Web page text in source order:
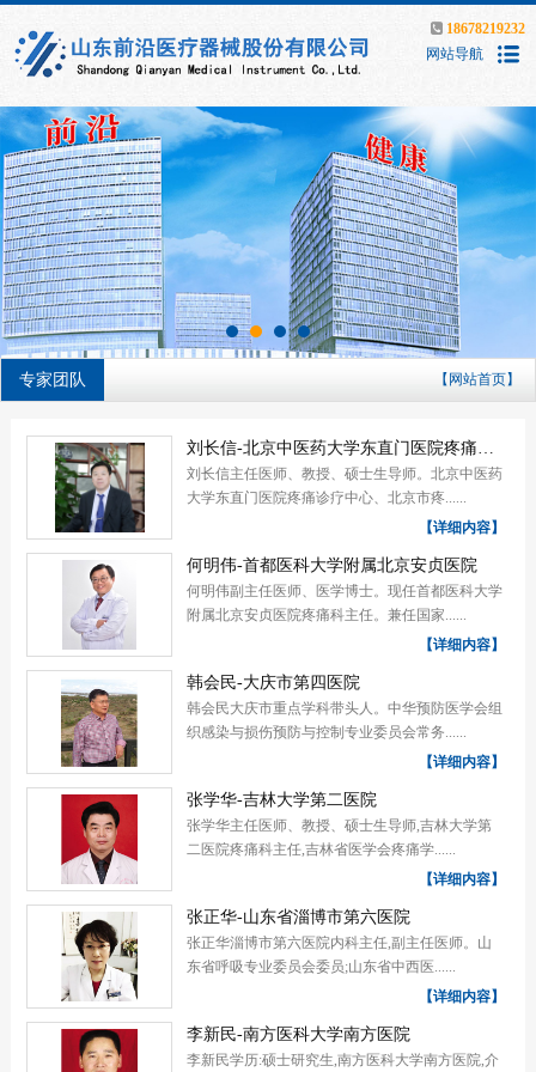
18678219232
网站导航
专家团队 【网站首页】
刘长信主任医师、教授、硕士生导师。北京中医药
大学东直门医院疼痛诊疗中心、北京市疼......
【详细内容】
何明伟-首都医科大学附属北京安贞医院
何明伟副主任医师、医学博士。现任首都医科大学
附属北京安贞医院疼痛科主任。兼任国家......
【详细内容】
韩会民-大庆市第四医院
韩会民大庆市重点学科带头人。中华预防医学会组
织感染与损伤预防与控制专业委员会常务......
【详细内容】
张学华-吉林大学第二医院
张学华主任医师、教授、硕士生导师,吉林大学第
二医院疼痛科主任,吉林省医学会疼痛学......
【详细内容】
张正华-山东省淄博市第六医院
张正华淄博市第六医院内科主任,副主任医师。山
东省呼吸专业委员会委员;山东省中西医......
【详细内容】
李新民-南方医科大学南方医院
李新民学历:硕士研究生,南方医科大学南方医院,介